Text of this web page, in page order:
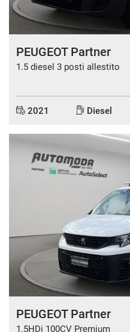
PEUGEOT Partner
1.5 diesel 3 posti allestito
2021 Diesel
PEUGEOT Partner
1.5HDi 100CV Premium
Cookie di marketing
Leggi
la
cookie
Salva
le